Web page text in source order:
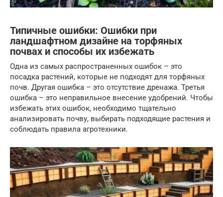
Типичные ошибки: Ошибки при
ландшафтном дизайне на торфяных
почвах и способы их избежать
Одна из самых распространенных ошибок – это
посадка растений, которые не подходят для торфяных
почв. Другая ошибка – это отсутствие дренажа. Третья
ошибка – это неправильное внесение удобрений. Чтобы
избежать этих ошибок, необходимо тщательно
анализировать почву, выбирать подходящие растения и
соблюдать правила агротехники.